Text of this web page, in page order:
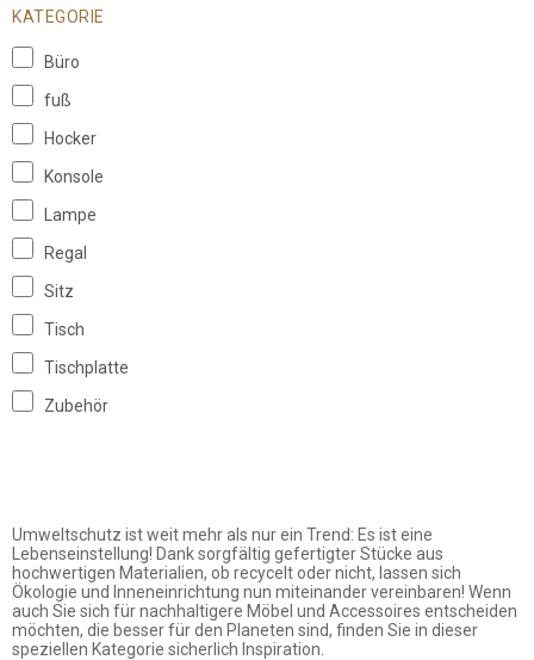
KATEGORIE
Büro
fuß
Hocker
Konsole
Lampe
Regal
Sitz
Tisch
Tischplatte
Zubehör
Umweltschutz ist weit mehr als nur ein Trend: Es ist eine
Lebenseinstellung! Dank sorgfältig gefertigter Stücke aus
hochwertigen Materialien, ob recycelt oder nicht, lassen sich
Ökologie und Inneneinrichtung nun miteinander vereinbaren! Wenn
auch Sie sich für nachhaltigere Möbel und Accessoires entscheiden
möchten, die besser für den Planeten sind, finden Sie in dieser
speziellen Kategorie sicherlich Inspiration.